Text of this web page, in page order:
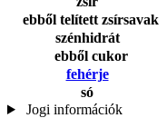
ebből telített zsírsavak
szénhidrát
ebből cukor
fehérje
só
Jogi információk